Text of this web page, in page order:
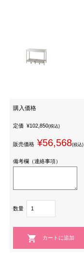
購入価格
定価 ¥102,850(税込)
販売価格 ¥56,568(税込)
備考欄（連絡事項）
数量